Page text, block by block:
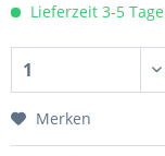
Lieferzeit 3-5 Tage
Merken